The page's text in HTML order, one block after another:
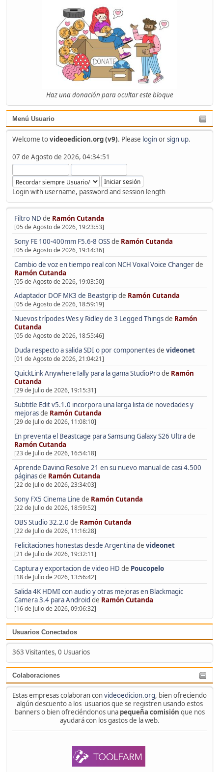
Haz una donación para ocultar este bloque
Menú Usuario
Welcome tovideoedicion.org (v9). Please loginorsign up.
07 de Agosto de 2026, 04:34:51
Login with username, password and session length
Filtro ND de Ramón Cutanda
[05 de Agosto de 2026, 19:23:53]
Sony FE 100-400mm F5.6-8 OSSde Ramón Cutanda
[05 de Agosto de 2026, 19:14:36]
Cambio de voz en tiempo real con NCH Voxal Voice Changerde
Ramón Cutanda
[05 de Agosto de 2026, 19:03:50]
Adaptador DOF MK3 de Beastgripde Ramón Cutanda
[05 de Agosto de 2026, 18:59:19]
Nuevos trípodes Wes y Ridley de 3 Legged Thingsde Ramón
Cutanda
[05 de Agosto de 2026, 18:55:46]
Duda respecto a salida SDI o por componentesde videonet
[01 de Agosto de 2026, 21:04:21]
QuickLink AnywhereTally para la gama StudioProde Ramón
Cutanda
[29 de Julio de 2026, 19:15:31]
Subtitle Edit v5.1.0 incorpora una larga lista de novedades y
mejorasde Ramón Cutanda
[29 de Julio de 2026, 11:08:10]
En preventa el Beastcage para Samsung Galaxy S26 Ultrade
Ramón Cutanda
[23 de Julio de 2026, 16:54:18]
Aprende Davinci Resolve 21 en su nuevo manual de casi 4.500
páginasde Ramón Cutanda
[22 de Julio de 2026, 23:34:03]
Sony FX5 Cinema Line de Ramón Cutanda
[22 de Julio de 2026, 18:59:52]
OBS Studio 32.2.0 de Ramón Cutanda
[22 de Julio de 2026, 11:16:28]
Felicitaciones honestas desde Argentinade videonet
[21 de Julio de 2026, 19:32:11]
Captura y exportacion de video HD de Poucopelo
[18 de Julio de 2026, 13:56:42]
Salida 4K HDMI con audio y otras mejoras en Blackmagic
Camera 3.4 para Android de Ramón Cutanda
[16 de Julio de 2026, 09:06:32]
Usuarios Conectados
363 Visitantes, 0 Usuarios
Colaboraciones
Estas empresas colaboran convideoedicion.org, bien ofreciendo
algún descuento a los usuarios que se registren usando estos
banners o bien ofreciéndonos una pequeña comisión que nos
ayudará con los gastos de la web.